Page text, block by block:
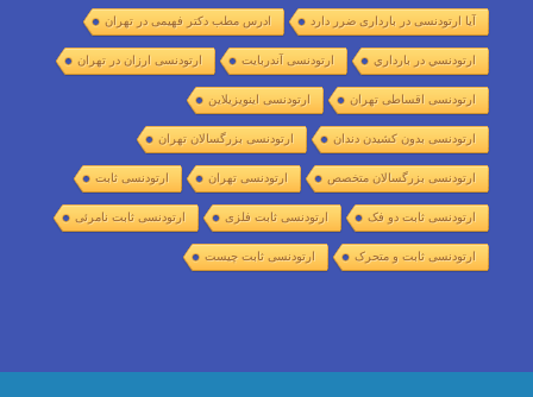
آیا ارتودنسی در بارداری ضرر دارد ادرس مطب دکتر فهیمی در تهران
ارتودنسي در بارداري ارتودنسی آندربایت ارتودنسی ارزان در تهران
ارتودنسی اقساطی تهران ارتودنسی اینویزیلاین
ارتودنسی بدون کشیدن دندان ارتودنسی بزرگسالان تهران
ارتودنسی بزرگسالان متخصص ارتودنسی تهران ارتودنسی ثابت
ارتودنسی ثابت دو فک ارتودنسی ثابت فلزی ارتودنسی ثابت نامرئی
ارتودنسی ثابت و متحرک ارتودنسی ثابت چیست